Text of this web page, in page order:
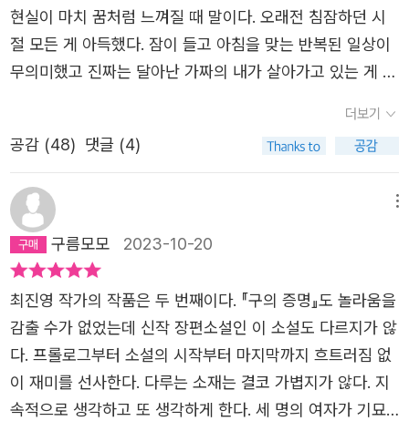
현실이 마치 꿈처럼 느껴질 때 말이다. 오래전 침잠하던 시
절 모든 게 아득했다. 잠이 들고 아침을 맞는 반복된 일상이
무의미했고 진짜는 달아난 가짜의 내가 살아가고 있는 게 아
한 변명이었던 것 같다. 최진영의 장편소설 『단 한 사람』을
읽으면서 문득 그 시절이 떠올랐다. 이유는 모르겠다. 작은
소설은 좀 묘하다.묘하다는 느낌을 어떻게 말해야 할까. 인
간의 존재 이전 태초의 나무가 서로를 바라보며 성장하여 숲
을 이루는지, 나무가 인간과 어떻게 이어져 인간의 죽음과
생명에 개입하는 과정을 들려준다고 할까. 아니, 그 모든 걸
상상하게 만든다고 하는 게 맞을까. 어쩌면 인간의 생과 사
를 지켜보는 한 나무(신이자 자연)를 통해 전하는 계시인지
도 모른다. 나무에 이어 소설은 장미수가 신복일과 낳은 다
섯 남매로 시작한다. 세 딸 일화, 월화, 금화와 쌍둥이 목화
더보기
공감 (48) 댓글 (4)
구름모모 2023-10-20
최진영 작가의 작품은 두 번째이다. 『구의 증명』도 놀라움을
감출 수가 없었는데 신작 장편소설인 이 소설도 다르지가 않
다. 프롤로그부터 소설의 시작부터 마지막까지 흐트러짐 없
이 재미를 선사한다. 다루는 소재는 결코 가볍지가 않다. 지
속적으로 생각하고 또 생각하게 한다. 세 명의 여자가 기묘